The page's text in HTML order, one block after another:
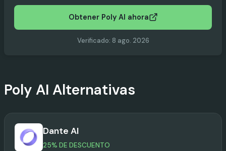
Obtener Poly AI ahora
Verificado: 8 ago. 2026
Poly AI Alternativas
Dante AI
25% DE DESCUENTO